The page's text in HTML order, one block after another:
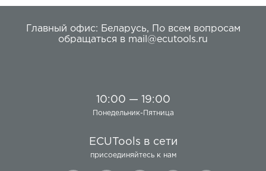
Главный офис: Беларусь,
По всем вопросам
обращаться в mail@ecutools.ru
10:00 — 19:00
Понедельник-Пятница
ECUTools в сети
присоединяйтесь к нам